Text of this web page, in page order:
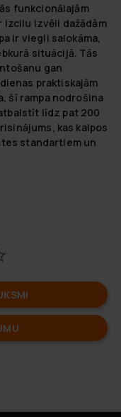
funkcionālajām
izcilu izvēli dažādām
ir viegli salokāma,
situācijā. Tās
gan
praktiskajām
šī rampa nodrošina
līdz pat 200
kas kalpos
standartiem un